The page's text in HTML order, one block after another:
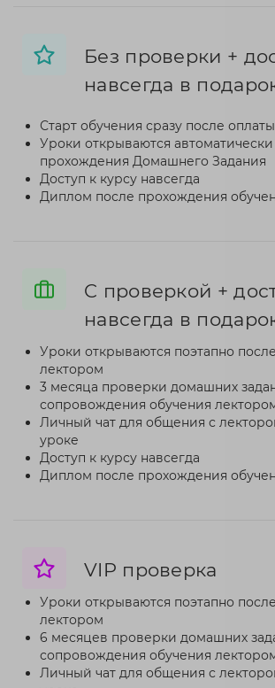
Без проверки +
навсегда в
Старт обучения сразу после оплаты
Уроки открываются
прохождения Домашнего Задания
Доступ к курсу навсегда
Диплом после прохождения
C проверкой +
навсегда в
Уроки открываются поэтапно
лектором
3 месяца проверки домашних
сопровождения обучения
Личный чат для общения с
уроке
Доступ к курсу навсегда
Диплом после прохождения
VIP проверка
Уроки открываются поэтапно
лектором
6 месяцев проверки домашних
сопровождения обучения
Личный чат для общения с